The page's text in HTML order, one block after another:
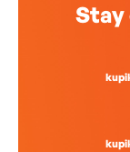
Stay